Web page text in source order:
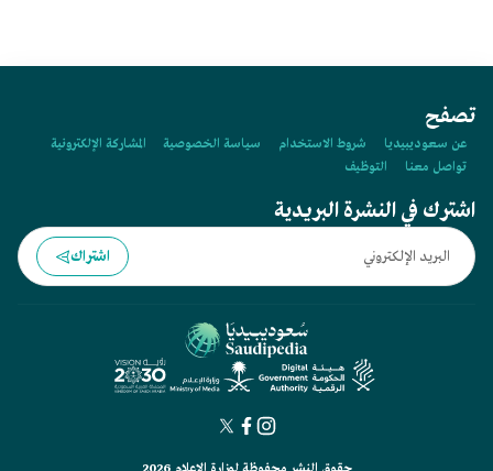
تصفح
عن سعوديبيديا شروط الاستخدام سياسة الخصوصية
المشاركة الإلكترونية
تواصل معنا
التوظيف
اشترك في النشرة البريدية
اشتراك